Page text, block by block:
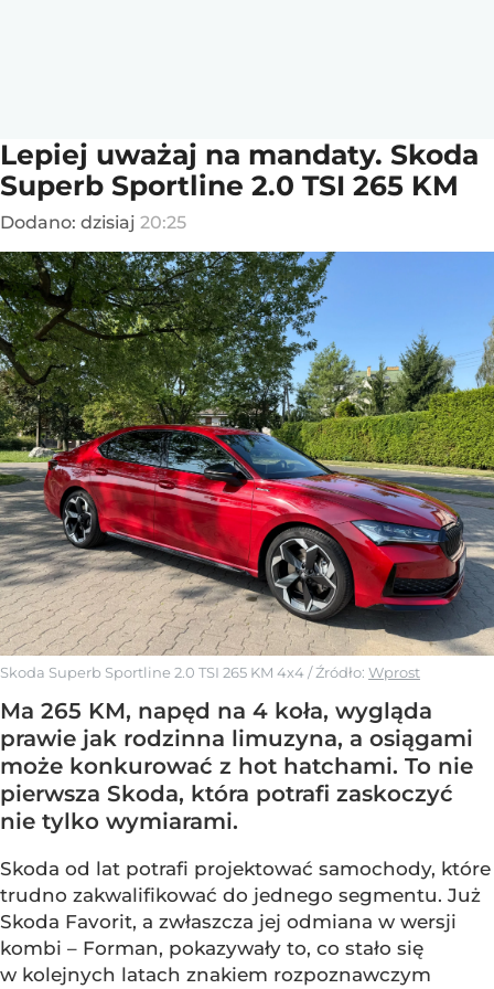
Lepiej uważaj na mandaty. Skoda
Superb Sportline 2.0 TSI 265 KM
Dodano: dzisiaj 20:25
Skoda Superb Sportline 2.0 TSI 265 KM 4x4/ Źródło: Wprost
Ma 265 KM, napęd na 4 koła, wygląda
prawie jak rodzinna limuzyna, a osiągami
może konkurować z hot hatchami. To nie
pierwsza Skoda, która potrafi zaskoczyć
nie tylko wymiarami.
Skoda od lat potrafi projektować samochody, które
trudno zakwalifikować do jednego segmentu. Już
Skoda Favorit, a zwłaszcza jej odmiana w wersji
kombi – Forman, pokazywały to, co stało się
w kolejnych latach znakiem rozpoznawczym